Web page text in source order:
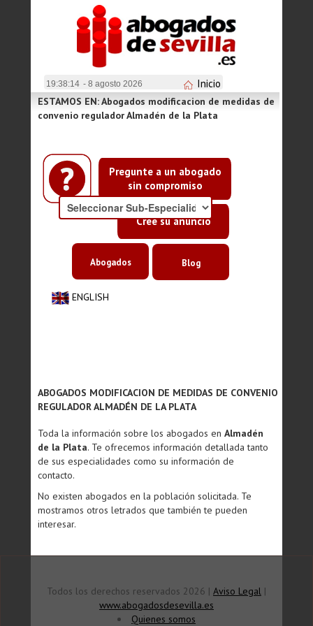
19:38:14 - 8 agosto 2026 Inicio
Pregunte a un abogado
sin compromiso
Cree su anuncio
ESTAMOS EN: Abogados modificacion de medidas de
convenio regulador Almadén de la Plata
ENGLISH
Abogados Blog
ABOGADOS MODIFICACION DE MEDIDAS DE CONVENIO
REGULADOR ALMADÉN DE LA PLATA
Toda la información sobre los abogados en Almadén
de la Plata. Te ofrecemos información detallada tanto
de sus especialidades como su información de
contacto.
No existen abogados en la población solicitada. Te
mostramos otros letrados que también te pueden
interesar.
Todos los derechos reservados 2026 | Aviso Legal |
www.abogadosdesevilla.es
Quienes somos